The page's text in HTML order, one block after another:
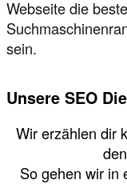
Webseite die
sein.
Unsere SEO
Wir erzählen dir
So gehen wir in